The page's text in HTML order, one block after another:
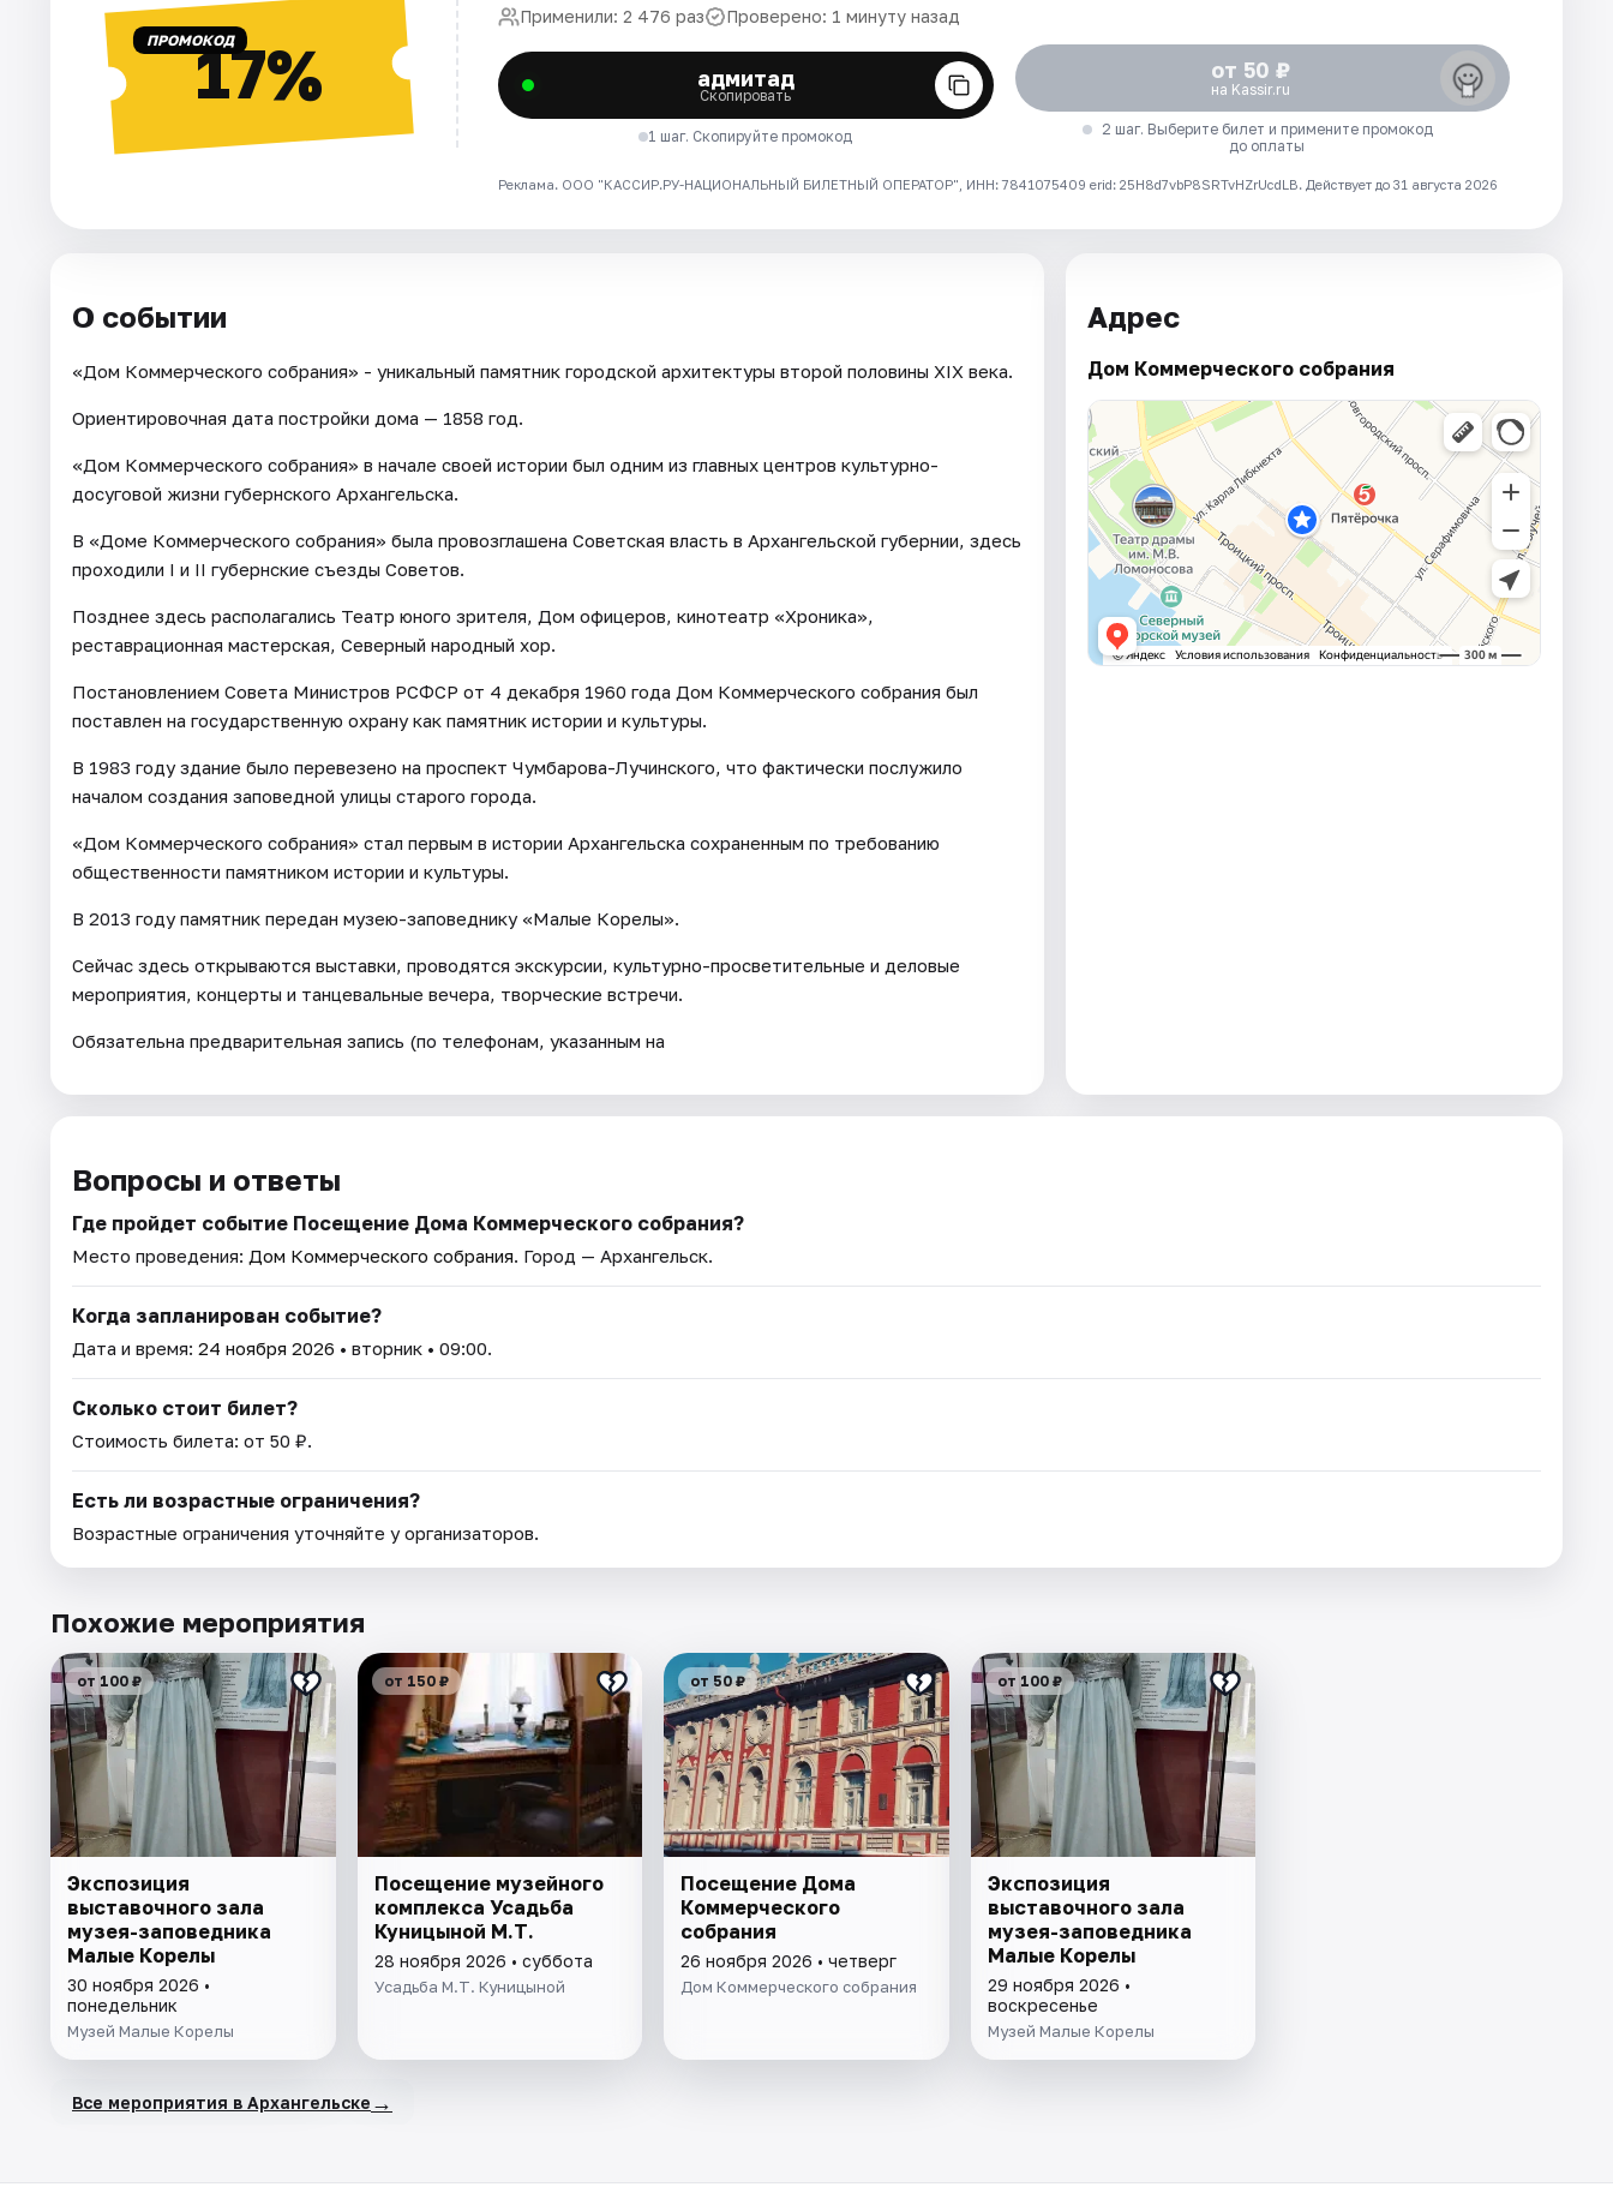
ПРОМОКОД17%
Применили: 2 476 раз Проверено: 1 минуту назад
адмитад
Скопировать
1 шаг. Скопируйте промокод
от 50 ₽
на Kassir.ru
2 шаг. Выберите билет и примените промокод
до оплаты
Реклама. ООО "КАССИР.РУ-НАЦИОНАЛЬНЫЙ БИЛЕТНЫЙ ОПЕРАТОР", ИНН: 7841075409 erid: 25H8d7vbP8SRTvHZrUcdLB. Действует до 31 августа 2026
О событии
«Дом Коммерческого собрания» - уникальный памятник городской архитектуры второй половины XIX века.
Ориентировочная дата постройки дома — 1858 год.
«Дом Коммерческого собрания» в начале своей истории был одним из главных центров культурно-
досуговой жизни губернского Архангельска.
В «Доме Коммерческого собрания» была провозглашена Советская власть в Архангельской губернии, здесь
проходили I и II губернские съезды Советов.
Позднее здесь располагались Театр юного зрителя, Дом офицеров, кинотеатр «Хроника»,
реставрационная мастерская, Северный народный хор.
Постановлением Совета Министров РСФСР от 4 декабря 1960 года Дом Коммерческого собрания был
поставлен на государственную охрану как памятник истории и культуры.
В 1983 году здание было перевезено на проспект Чумбарова-Лучинского, что фактически послужило
началом создания заповедной улицы старого города.
«Дом Коммерческого собрания» стал первым в истории Архангельска сохраненным по требованию
общественности памятником истории и культуры.
В 2013 году памятник передан музею-заповеднику «Малые Корелы».
Сейчас здесь открываются выставки, проводятся экскурсии, культурно-просветительные и деловые
мероприятия, концерты и танцевальные вечера, творческие встречи.
Обязательна предварительная запись (по телефонам, указанным на
Адрес
Дом Коммерческого собрания
Вопросы и ответы
Где пройдет событие Посещение Дома Коммерческого собрания?
Место проведения: Дом Коммерческого собрания. Город — Архангельск.
Когда запланирован событие?
Дата и время: 24 ноября 2026 • вторник • 09:00.
Сколько стоит билет?
Стоимость билета: от 50 ₽.
Есть ли возрастные ограничения?
Возрастные ограничения уточняйте у организаторов.
Похожие мероприятия
от 100 ₽
Экспозиция
выставочного зала
музея-заповедника
Малые Корелы
30 ноября 2026 •
понедельник
Музей Малые Корелы
от 150 ₽
Посещение музейного
комплекса Усадьба
Куницыной М.Т.
28 ноября 2026 • суббота
Усадьба М.Т. Куницыной
от 50 ₽
Посещение Дома
Коммерческого
собрания
26 ноября 2026 • четверг
Дом Коммерческого собрания
от 100 ₽
Экспозиция
выставочного зала
музея-заповедника
Малые Корелы
29 ноября 2026 •
воскресенье
Музей Малые Корелы
Все мероприятия в Архангельске →